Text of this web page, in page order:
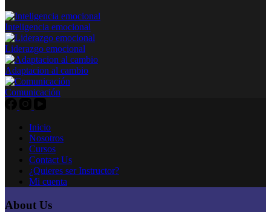
Inteligencia emocional
Liderazgo emocional
Adaptacion al cambio
Comunicación
Inicio
Nosotros
Cursos
Contact Us
¿Quieres ser Instructor?
Mi cuenta
About Us